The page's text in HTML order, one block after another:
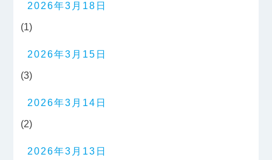
2026年3月18日
(1)
2026年3月15日
(3)
2026年3月14日
(2)
2026年3月13日